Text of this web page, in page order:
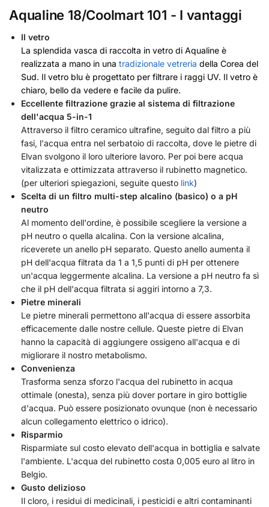
Aqualine 18/Coolmart 101 - I vantaggi
Il vetro
La splendida vasca di raccolta in vetro di Aqualine è
realizzata a mano in una tradizionale vetreria della Corea del
Sud. Il vetro blu è progettato per filtrare i raggi UV. Il vetro è
chiaro, bello da vedere e facile da pulire.
Eccellente filtrazione grazie al sistema di filtrazione
dell'acqua 5-in-1
Attraverso il filtro ceramico ultrafine, seguito dal filtro a più
fasi, l'acqua entra nel serbatoio di raccolta, dove le pietre di
Elvan svolgono il loro ulteriore lavoro. Per poi bere acqua
vitalizzata e ottimizzata attraverso il rubinetto magnetico.
(per ulteriori spiegazioni, seguite questo link)
Scelta di un filtro multi-step alcalino (basico) o a pH
neutro
Al momento dell'ordine, è possibile scegliere la versione a
pH neutro o quella alcalina. Con la versione alcalina,
riceverete un anello pH separato. Questo anello aumenta il
pH dell'acqua filtrata da 1 a 1,5 punti di pH per ottenere
un'acqua leggermente alcalina. La versione a pH neutro fa sì
che il pH dell'acqua filtrata si aggiri intorno a 7,3.
Pietre minerali
Le pietre minerali permettono all'acqua di essere assorbita
efficacemente dalle nostre cellule. Queste pietre di Elvan
hanno la capacità di aggiungere ossigeno all'acqua e di
migliorare il nostro metabolismo.
Convenienza
Trasforma senza sforzo l'acqua del rubinetto in acqua
ottimale (onesta), senza più dover portare in giro bottiglie
d'acqua. Può essere posizionato ovunque (non è necessario
alcun collegamento elettrico o idrico).
Risparmio
Risparmiate sul costo elevato dell'acqua in bottiglia e salvate
l'ambiente. L'acqua del rubinetto costa 0,005 euro al litro in
Belgio.
Gusto delizioso
Il cloro, i residui di medicinali, i pesticidi e altri contaminanti